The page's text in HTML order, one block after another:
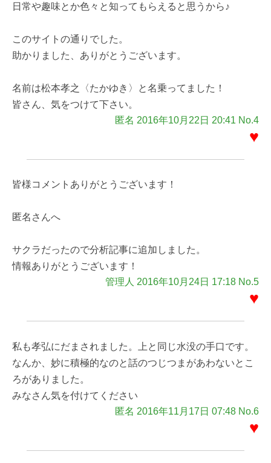
日常や趣味とか色々と知ってもらえると思うから♪
このサイトの通りでした。
助かりました、ありがとうございます。
名前は松本孝之〈たかゆき〉と名乗ってました！
皆さん、気をつけて下さい。
匿名 2016年10月22日 20:41 No.4
♥
皆様コメントありがとうございます！
匿名さんへ
サクラだったので分析記事に追加しました。
情報ありがとうございます！
管理人 2016年10月24日 17:18 No.5
♥
私も孝弘にだまされました。上と同じ水没の手口です。
なんか、妙に積極的なのと話のつじつまがあわないとこ
ろがありました。
みなさん気を付けてください
匿名 2016年11月17日 07:48 No.6
♥